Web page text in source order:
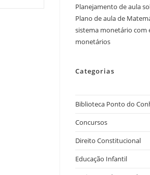
Planejamento de aula
Plano de aula de
sistema monetário com
monetários
Categorias
Biblioteca Ponto do
Concursos
Direito Constitucional
Educação Infantil